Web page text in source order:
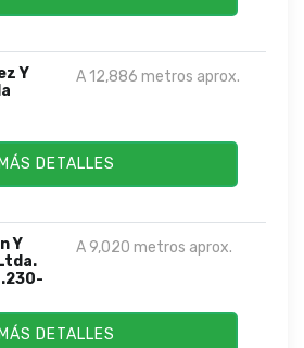
Y
A 12,886 metros aprox.
MÁS DETALLES
Y
A 9,020 metros aprox.
MÁS DETALLES